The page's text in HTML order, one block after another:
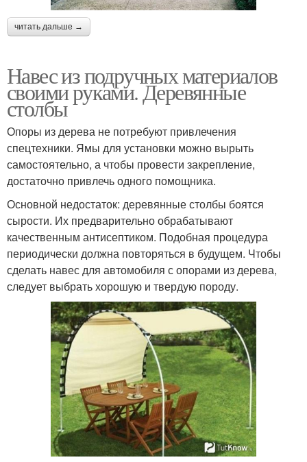
читать дальше →
Навес из подручных материалов
своими руками. Деревянные
столбы
Опоры из дерева не потребуют привлечения
спецтехники. Ямы для установки можно вырыть
самостоятельно, а чтобы провести закрепление,
достаточно привлечь одного помощника.
Основной недостаток: деревянные столбы боятся
сырости. Их предварительно обрабатывают
качественным антисептиком. Подобная процедура
периодически должна повторяться в будущем. Чтобы
сделать навес для автомобиля с опорами из дерева,
следует выбрать хорошую и твердую породу.